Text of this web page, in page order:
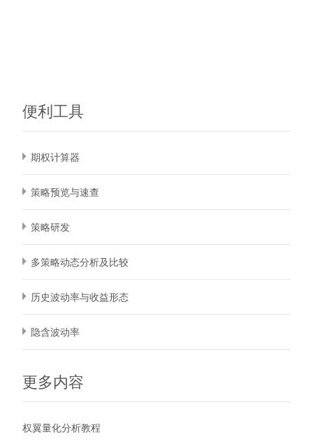
便利工具
期权计算器
策略预览与速查
策略研发
多策略动态分析及比较
历史波动率与收益形态
隐含波动率
更多内容
权翼量化分析教程